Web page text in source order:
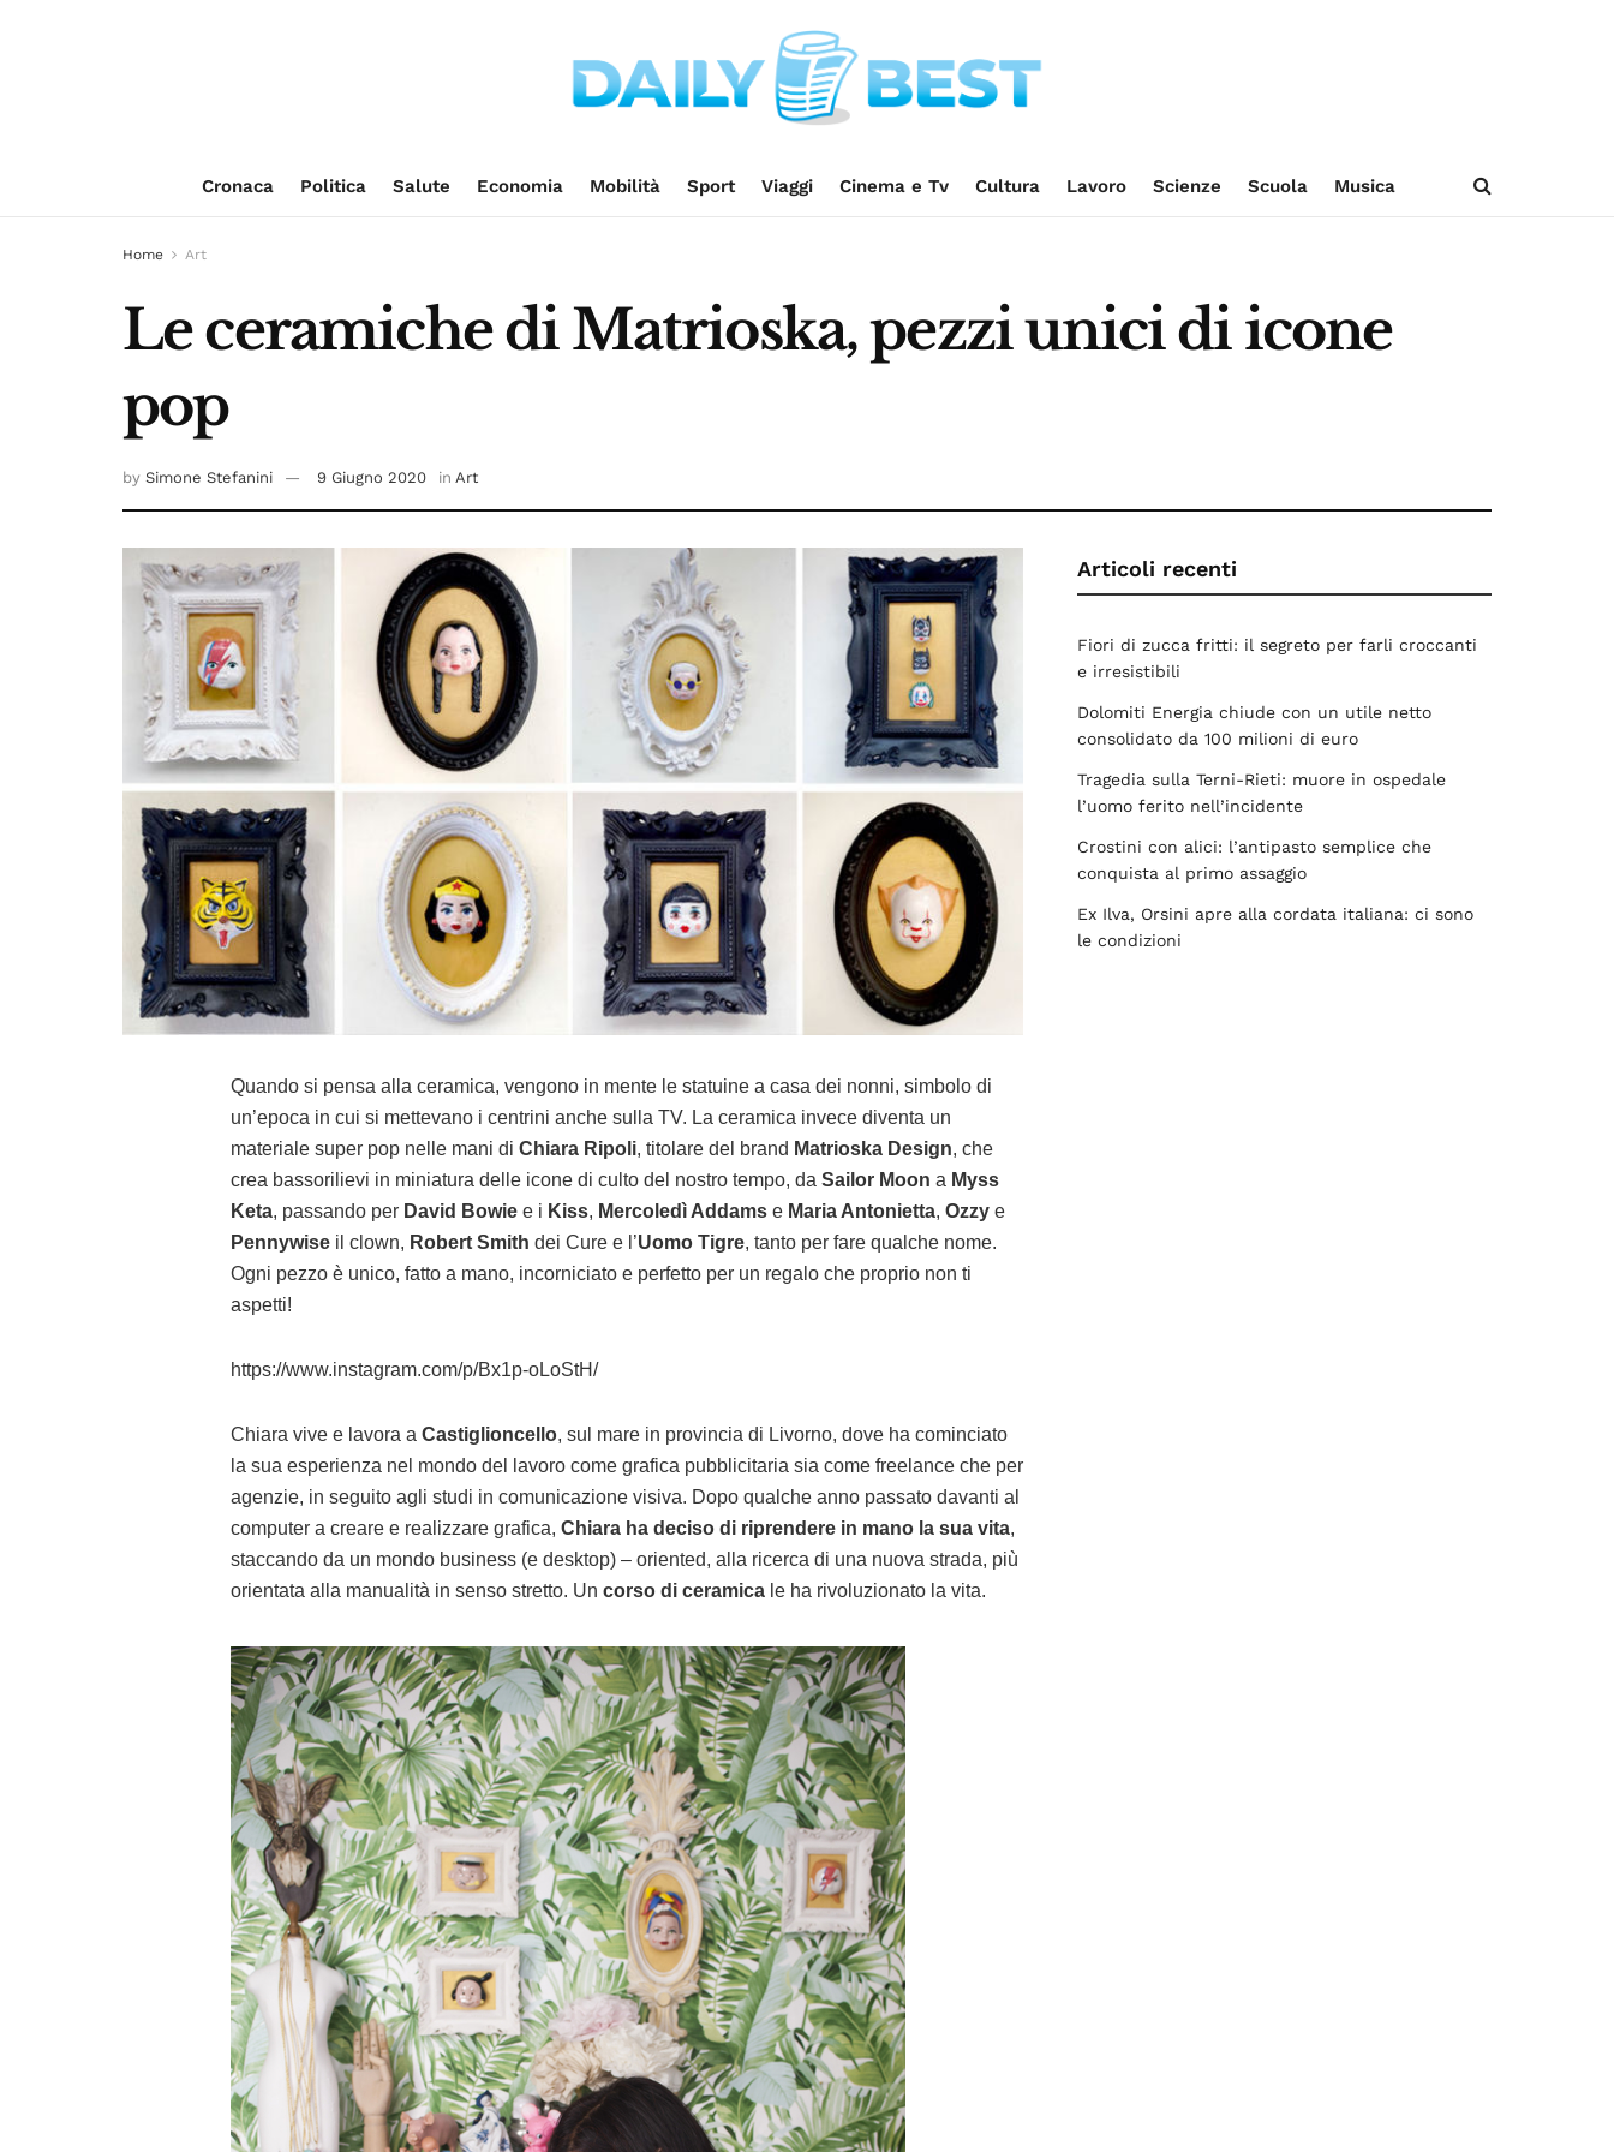
Cronaca Politica Salute Economia Mobilità Sport Viaggi Cinema e Tv Cultura Lavoro Scienze Scuola Musica
Home Art
Le ceramiche di Matrioska, pezzi unici di icone
pop
by Simone Stefanini 9 Giugno 2020 in Art
Quando si pensa alla ceramica, vengono in mente le statuine a casa dei nonni, simbolo di
un’epoca in cui si mettevano i centrini anche sulla TV. La ceramica invece diventa un
materiale super pop nelle mani di Chiara Ripoli, titolare del brand Matrioska Design, che
crea bassorilievi in miniatura delle icone di culto del nostro tempo, da Sailor Moon a Myss
Keta, passando per David Bowie e i Kiss, Mercoledì Addams e Maria Antonietta, Ozzy e
Pennywise il clown, Robert Smith dei Cure e l’Uomo Tigre, tanto per fare qualche nome.
Ogni pezzo è unico, fatto a mano, incorniciato e perfetto per un regalo che proprio non ti
aspetti!
https://www.instagram.com/p/Bx1p-oLoStH/
Chiara vive e lavora a Castiglioncello, sul mare in provincia di Livorno, dove ha cominciato
la sua esperienza nel mondo del lavoro come grafica pubblicitaria sia come freelance che per
agenzie, in seguito agli studi in comunicazione visiva. Dopo qualche anno passato davanti al
computer a creare e realizzare grafica, Chiara ha deciso di riprendere in mano la sua vita,
staccando da un mondo business (e desktop) – oriented, alla ricerca di una nuova strada, più
orientata alla manualità in senso stretto. Un corso di ceramica le ha rivoluzionato la vita.
Articoli recenti
Fiori di zucca fritti: il segreto per farli croccanti
e irresistibili
Dolomiti Energia chiude con un utile netto
consolidato da 100 milioni di euro
Tragedia sulla Terni-Rieti: muore in ospedale
l’uomo ferito nell’incidente
Crostini con alici: l’antipasto semplice che
conquista al primo assaggio
Ex Ilva, Orsini apre alla cordata italiana: ci sono
le condizioni